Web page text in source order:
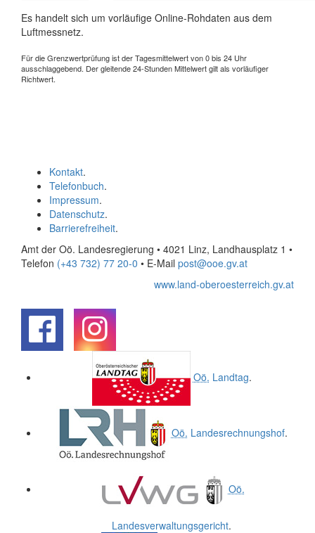
Es handelt sich um vorläufige Online-Rohdaten aus dem
Luftmessnetz.
Für die Grenzwertprüfung ist der Tagesmittelwert von 0 bis 24 Uhr
ausschlaggebend. Der gleitende 24-Stunden Mittelwert gilt als vorläufiger
Richtwert.
Kontakt.
Telefonbuch.
Impressum.
Datenschutz.
Barrierefreiheit.
Amt der Oö. Landesregierung • 4021 Linz, Landhausplatz 1 •
Telefon (+43 732) 77 20-0 • E-Mail post@ooe.gv.at
www.land-oberoesterreich.gv.at
Oö. Landtag.
Oö. Landesrechnungshof.
Oö.
Landesverwaltungsgericht.